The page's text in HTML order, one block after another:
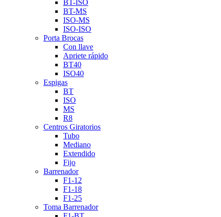
BT-ISO
BT-MS
ISO-MS
ISO-ISO
Porta Brocas
Con llave
Apriete rápido
BT40
ISO40
Espigas
BT
ISO
MS
R8
Centros Giratorios
Tubo
Mediano
Extendido
Fijo
Barrenador
F1-12
F1-18
F1-25
Toma Barrenador